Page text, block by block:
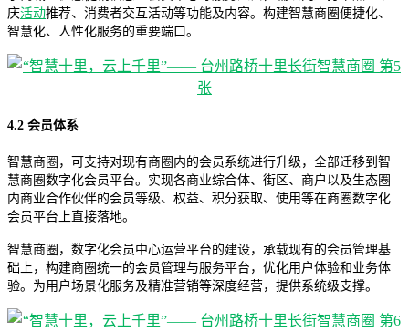
庆活动推荐、消费者交互活动等功能及内容。构建智慧商圈便捷化、
智慧化、人性化服务的重要端口。
4.2 会员体系
智慧商圈，可支持对现有商圈内的会员系统进行升级，全部迁移到智
慧商圈数字化会员平台。实现各商业综合体、街区、商户以及生态圈
内商业合作伙伴的会员等级、权益、积分获取、使用等在商圈数字化
会员平台上直接落地。
智慧商圈，数字化会员中心运营平台的建设，承载现有的会员管理基
础上，构建商圈统一的会员管理与服务平台，优化用户体验和业务体
验。为用户场景化服务及精准营销等深度经营，提供系统级支撑。